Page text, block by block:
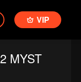
VIP
MYST